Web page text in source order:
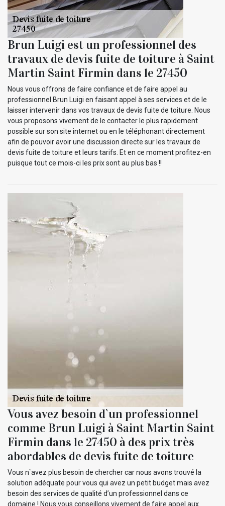
Brun Luigi est un professionnel des
travaux de devis fuite de toiture à Saint
Martin Saint Firmin dans le 27450
Nous vous offrons de faire confiance et de faire appel au
professionnel Brun Luigi en faisant appel à ses services et de le
laisser intervenir dans vos travaux de devis fuite de toiture. Nous
vous proposons vivement de le contacter le plus rapidement
possible sur son site internet ou en le téléphonant directement
afin de pouvoir avoir une discussion directe sur les travaux de
devis fuite de toiture et leurs tarifs. Et en ce moment profitez-en
puisque tout ce mois-ci les prix sont au plus bas !!
Vous avez besoin d`un professionnel
comme Brun Luigi à Saint Martin Saint
Firmin dans le 27450 à des prix très
abordables de devis fuite de toiture
Vous n`avez plus besoin de chercher car nous avons trouvé la
solution adéquate pour vous qui avez un petit budget mais avez
besoin des services de qualité d’un professionnel dans ce
domaine ! Nous vous conseillons vivement de faire appel aux